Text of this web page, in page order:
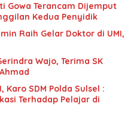
Gowa Terancam Dijemput
Kedua Penyidik
Raih Gelar Doktor di UMI,
Wajo, Terima SK
Karo SDM Polda Sulsel :
Terhadap Pelajar di